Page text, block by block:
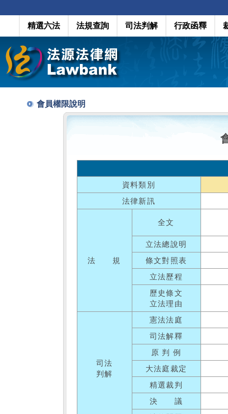
精選六法 法規查詢 司法判解 行政函釋
會員權限說明
資料類別
法律新訊
法 規
全文
立法總說明
條文對照表
立法歷程
歷史條文
立法理由
司法
判解
憲法法庭
司法解釋
原 判 例
大法庭裁定
精選裁判
決 議